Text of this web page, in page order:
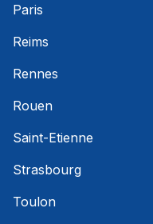
Paris
Reims
Rennes
Rouen
Saint-Etienne
Strasbourg
Toulon